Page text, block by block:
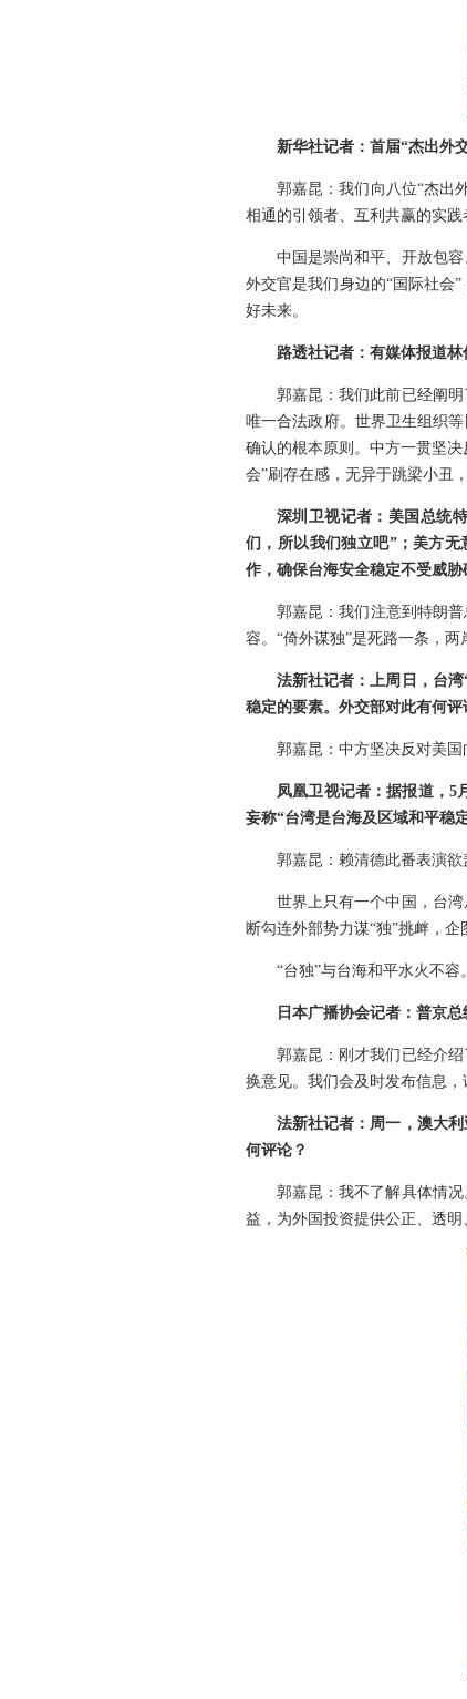
新华社记者：首届“杰出外
郭嘉昆：我们向八位“杰出
相通的引领者、互利共赢的实
中国是崇尚和平、开放包
外交官是我们身边的“国际社会
好未来。
路透社记者：有媒体报道
郭嘉昆：我们此前已经阐
唯一合法政府。世界卫生组织
确认的根本原则。中方一贯坚
会”刷存在感，无异于跳梁小丑
深圳卫视记者：美国总统
们，所以我们独立吧”；美方
作，确保台海安全稳定不受威
郭嘉昆：我们注意到特朗
容。“倚外谋独”是死路一条，
法新社记者：上周日，台
稳定的要素。外交部对此有何评
郭嘉昆：中方坚决反对美国
凤凰卫视记者：据报道，5
妄称“台湾是台海及区域和平稳
郭嘉昆：赖清德此番表演欲
世界上只有一个中国，台
断勾连外部势力谋“独”挑衅，
“台独”与台海和平水火不容
日本广播协会记者：普京
郭嘉昆：刚才我们已经介
换意见。我们会及时发布信息，
法新社记者：周一，澳大
何评论？
郭嘉昆：我不了解具体情
益，为外国投资提供公正、透明